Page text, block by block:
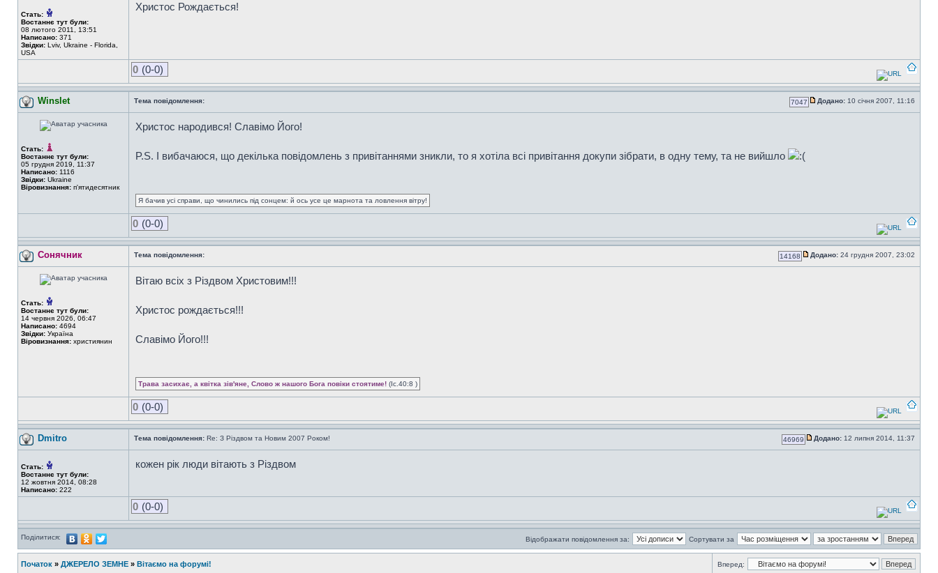
Стать:
Востаннє тут були:
08 лютого 2011, 13:51
Написано: 371
Звідки: Lviv, Ukraine - Florida,
USA
Христос Рождається!
0 (0-0)
Winslet Тема повідомлення: 7047 Додано: 10 січня 2007, 11:16
Стать:
Востаннє тут були:
05 грудня 2019, 11:37
Написано: 1116
Звідки: Ukraine
Віровизнання: п'ятидесятник
Христос народився! Славімо Його!
P.S. І вибачаюся, що декілька повідомлень з привітаннями зникли, то я хотіла всі привітання докупи зібрати, в одну тему, та не вийшло
Я бачив усі справи, що чинились під сонцем: й ось усе це марнота та ловлення вітру!
0 (0-0)
Сонячник Тема повідомлення: 14168 Додано: 24 грудня 2007, 23:02
Стать:
Востаннє тут були:
14 червня 2026, 06:47
Написано: 4694
Звідки: Україна
Віровизнання: християнин
Вітаю всіх з Різдвом Христовим!!!
Христос рождається!!!
Славімо Його!!!
Трава засихає, а квітка зів'яне, Слово ж нашого Бога повіки стоятиме! (Іс.40:8 )
0 (0-0)
Dmitro Тема повідомлення: Re: З Різдвом та Новим 2007 Роком! 46969 Додано: 12 липня 2014, 11:37
Стать:
Востаннє тут були:
12 жовтня 2014, 08:28
Написано: 222
кожен рік люди вітають з Різдвом
0 (0-0)
Поділитися: Відображати повідомлення за: Сортувати за
Початок » ДЖЕРЕЛО ЗЕМНЕ » Вітаємо на форумі! Вперед: